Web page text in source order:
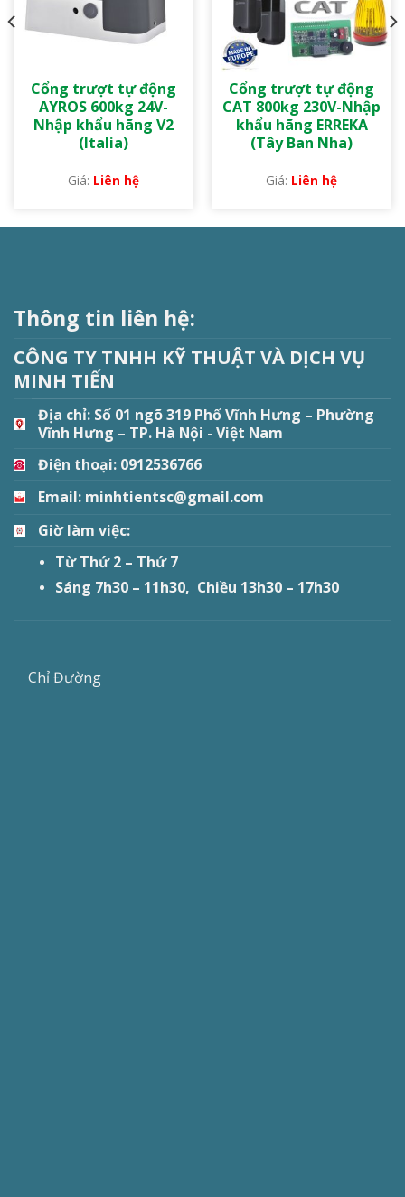
Cổng trượt tự động
AYROS 600kg 24V-
Nhập khẩu hãng V2
(Italia)
Liên hệ
Cổng trượt tự động
CAT 800kg 230V-Nhập
khẩu hãng ERREKA
(Tây Ban Nha)
Liên hệ
Thông tin liên hệ:
CÔNG TY TNHH KỸ THUẬT VÀ DỊCH VỤ
MINH TIẾN
Địa chỉ: Số 01 ngõ 319 Phố Vĩnh Hưng – Phường
Vĩnh Hưng – TP. Hà Nội - Việt Nam
Điện thoại: 0912536766
Email: minhtientsc@gmail.com
Giờ làm việc:
Từ Thứ 2 – Thứ 7
Sáng 7h30 – 11h30, Chiều 13h30 – 17h30
Chỉ Đường